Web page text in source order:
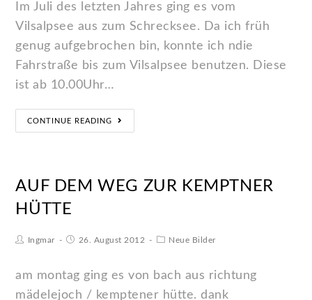
Im Juli des letzten Jahres ging es vom
Vilsalpsee aus zum Schrecksee. Da ich früh
genug aufgebrochen bin, konnte ich ndie
Fahrstraße bis zum Vilsalpsee benutzen. Diese
ist ab 10.00Uhr…
CONTINUE READING
AUF DEM WEG ZUR KEMPTNER
HÜTTE
Ingmar 26. August 2012 Neue Bilder
am montag ging es von bach aus richtung
mädelejoch / kemptener hütte. dank